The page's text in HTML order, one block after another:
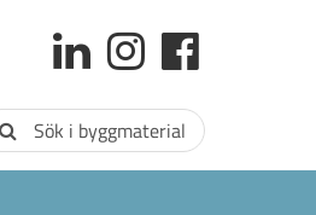
Sök i byggmaterial